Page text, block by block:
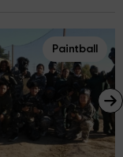
Paintball